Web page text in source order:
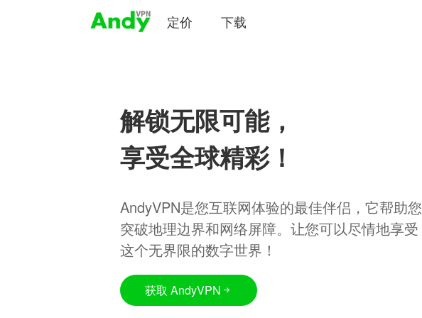
定价 下载
解锁无限可能，
享受全球精彩！
AndyVPN是您互联网体验的最佳伴侣，它帮助您
突破地理边界和网络屏障。让您可以尽情地享受
这个无界限的数字世界！
获取 AndyVPN